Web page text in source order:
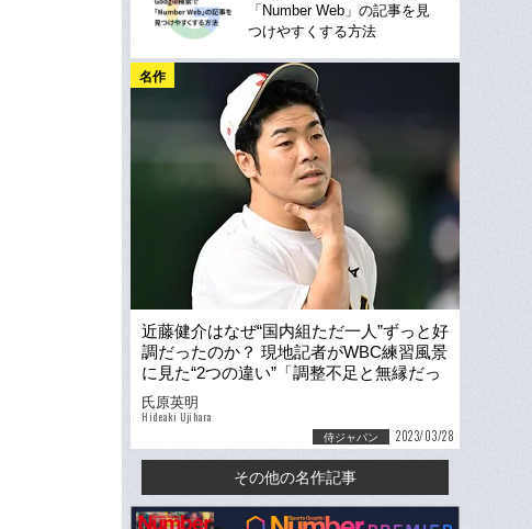
「Number Web」の記事を見
つけやすくする方法
名作
近藤健介はなぜ“国内組ただ一人”ずっと好
調だったのか？ 現地記者がWBC練習風景
に見た“2つの違い”「調整不足と無縁だっ
た」
氏原英明
Hideaki Ujihara
侍ジャパン 2023/03/28
その他の名作記事